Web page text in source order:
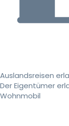
Auslandsreisen
Der Eigentümer
Wohnmobil